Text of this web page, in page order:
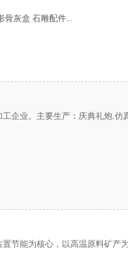
骨灰盒 石雕配件...
企业。主要生产：庆典礼炮.仿
节能为核心，以高温原料矿产